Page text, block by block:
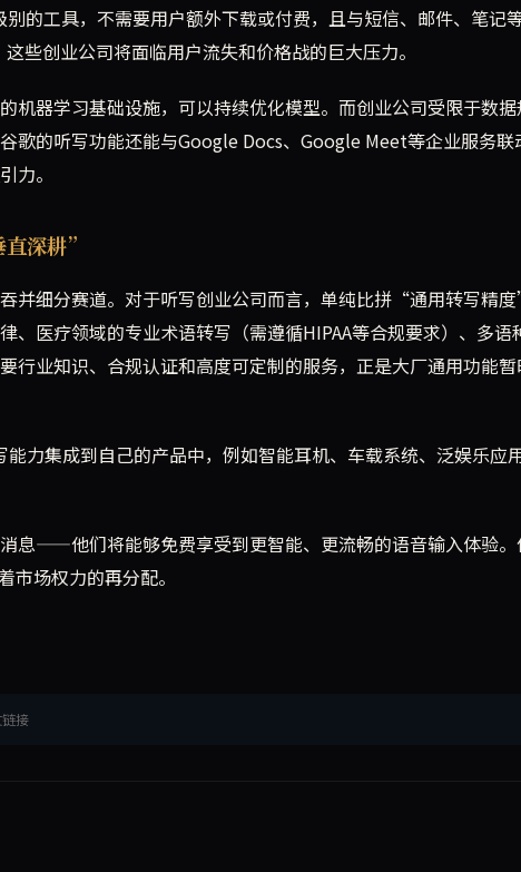
的工具，不需要用户额外下载或付费，且与短信、邮件、笔记
些创业公司将面临用户流失和价格战的巨大压力。
机器学习基础设施，可以持续优化模型。而创业公司受限于数
歌的听写功能还能与Google Docs、Google Meet等企业服务联
力。
深耕”
并细分赛道。对于听写创业公司而言，单纯比拼“通用转写精
、医疗领域的专业术语转写（需遵循HIPAA等合规要求）、多语
行业知识、合规认证和高度可定制的服务，正是大厂通用功能
力集成到自己的产品中，例如智能耳机、车载系统、泛娱乐应
息——他们将能够免费享受到更智能、更流畅的语音输入体验
场权力的再分配。
接